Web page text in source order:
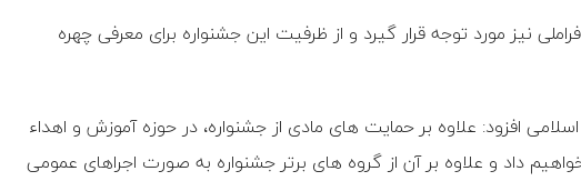
نیز مورد توجه قرار گیرد و از ظرفیت این جشنواره برای معرفی چهره
افزود: علاوه بر حمایت های مادی از جشنواره، در حوزه آموزش و اهداء
داد و علاوه بر آن از گروه های برتر جشنواره به صورت اجراهای عمومی